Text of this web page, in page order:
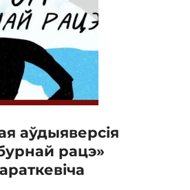
аўдыяверсія
рацэ»